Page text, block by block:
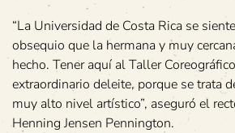
“La Universidad de Costa Rica se
obsequio que la hermana y muy
hecho. Tener aquí al Taller
extraordinario deleite, porque se trata
muy alto nivel artístico”, aseguró el
Henning Jensen Pennington.